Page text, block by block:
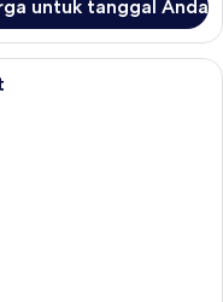
untuk tanggal Anda
katun Mesir, seprai premium,